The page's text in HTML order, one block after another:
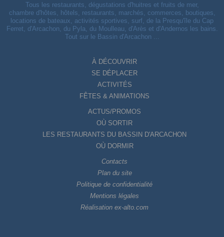
Tous les restaurants, dégustations d'huitres et fruits de mer,
chambre d'hôtes, hôtels, restaurants, marchés, commerces, boutiques,
locations de bateaux, activités sportives, surf, de la Presqu'île du Cap
Ferret, d'Arcachon, du Pyla, du Moulleau, d'Arès et d'Andernos les bains.
Tout sur le Bassin d'Arcachon ...
À DÉCOUVRIR
SE DÉPLACER
ACTIVITÉS
FÊTES & ANIMATIONS
ACTUS/PROMOS
OÙ SORTIR
LES RESTAURANTS DU BASSIN D'ARCACHON
OÙ DORMIR
Contacts
Plan du site
Politique de confidentialité
Mentions légales
Réalisation ex-alto.com